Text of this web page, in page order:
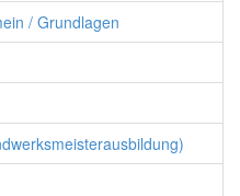
/ Grundlagen